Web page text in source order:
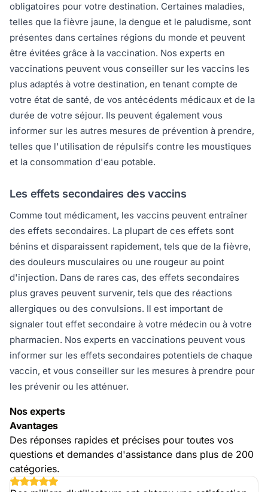
obligatoires pour votre destination. Certaines maladies,
telles que la fièvre jaune, la dengue et le paludisme, sont
présentes dans certaines régions du monde et peuvent
être évitées grâce à la vaccination. Nos experts en
vaccinations peuvent vous conseiller sur les vaccins les
plus adaptés à votre destination, en tenant compte de
votre état de santé, de vos antécédents médicaux et de la
durée de votre séjour. Ils peuvent également vous
informer sur les autres mesures de prévention à prendre,
telles que l'utilisation de répulsifs contre les moustiques
et la consommation d'eau potable.
Les effets secondaires des vaccins
Comme tout médicament, les vaccins peuvent entraîner
des effets secondaires. La plupart de ces effets sont
bénins et disparaissent rapidement, tels que de la fièvre,
des douleurs musculaires ou une rougeur au point
d'injection. Dans de rares cas, des effets secondaires
plus graves peuvent survenir, tels que des réactions
allergiques ou des convulsions. Il est important de
signaler tout effet secondaire à votre médecin ou à votre
pharmacien. Nos experts en vaccinations peuvent vous
informer sur les effets secondaires potentiels de chaque
vaccin, et vous conseiller sur les mesures à prendre pour
les prévenir ou les atténuer.
Nos experts
Avantages
Des réponses rapides et précises pour toutes vos
questions et demandes d'assistance dans plus de 200
catégories.